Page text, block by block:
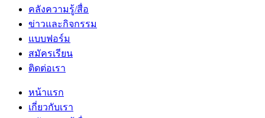
คลังความรู้/สื่อ
ข่าวและกิจกรรม
แบบฟอร์ม
สมัครเรียน
ติดต่อเรา
หน้าแรก
เกี่ยวกับเรา